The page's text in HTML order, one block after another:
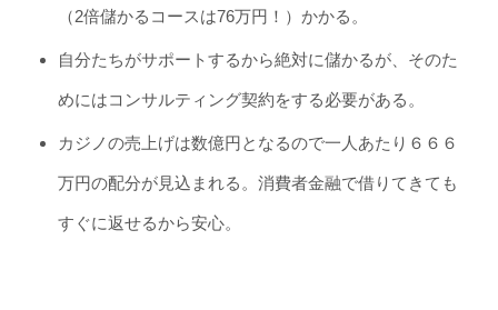
（2倍儲かるコースは76万円！）かかる。
自分たちがサポートするから絶対に儲かるが、そのた
めにはコンサルティング契約をする必要がある。
カジノの売上げは数億円となるので一人あたり６６６
万円の配分が見込まれる。消費者金融で借りてきても
すぐに返せるから安心。